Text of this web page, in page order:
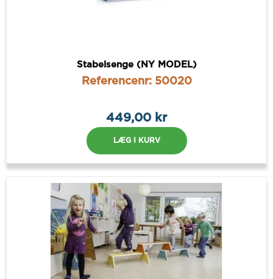
Stabelsenge (NY MODEL)
Referencenr: 50020
449,00 kr
LÆG I KURV